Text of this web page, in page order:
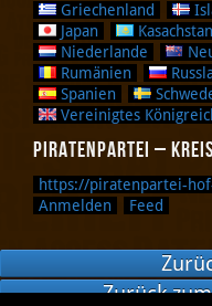
Griechenland
Japan
Kasachstan
Niederlande
Rumänien
Spanien
Vereinigtes
Piratenpartei –
https://piratenpartei-
Anmelden
Feed
Zurück